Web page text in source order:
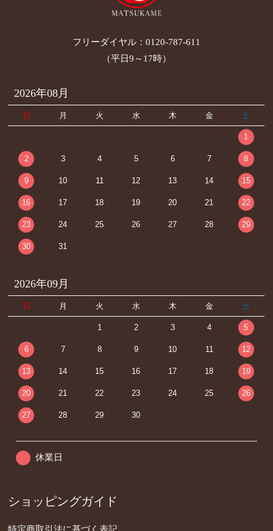
フリーダイヤル： 0120-787-611
（平日9～17時）
2026年08月
日 月 火 水 木 金 土
1
2 3 4 5 6 7 8
9 10 11 12 13 14 15
16 17 18 19 20 21 22
23 24 25 26 27 28 29
30 31
2026年09月
日 月 火 水 木 金 土
1 2 3 4 5
6 7 8 9 10 11 12
13 14 15 16 17 18 19
20 21 22 23 24 25 26
27 28 29 30
休業日
ショッピングガイド
特定商取引法に基づく表記